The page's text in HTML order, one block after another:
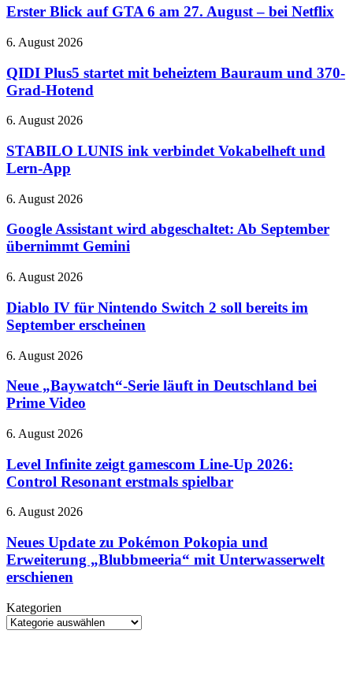
der
QuakeCon
verbessertes
auf
GTA
6
am
27.
August
–
Netflix
Erster Blick auf GTA 6 am 27. August – bei Netflix
QIDI
startet
mit
beheiztem
und
Grad-
Hotend
6. August 2026
QIDI Plus5 startet mit beheiztem Bauraum und 370-
Grad-Hotend
STABILO
ink
verbindet
Vokabelheft
Lern-
6. August 2026
STABILO LUNIS ink verbindet Vokabelheft und
Lern-App
Google
wird
abgeschaltet:
Ab
übernimmt
6. August 2026
Google Assistant wird abgeschaltet: Ab September
übernimmt Gemini
Diablo
für
Nintendo
Switch
soll
im
September
6. August 2026
Diablo IV für Nintendo Switch 2 soll bereits im
September erscheinen
Neue
Serie
läuft
in
bei
Video
6. August 2026
Neue „Baywatch“-Serie läuft in Deutschland bei
Prime Video
Level
zeigt
gamescom
Line-
2026:
Resonant
erstmals
spielbar
6. August 2026
Level Infinite zeigt gamescom Line-Up 2026:
Control Resonant erstmals spielbar
Neues
zu
Pokémon
Pokopia
und
„Blubbmeeria“
mit
6. August 2026
Neues Update zu Pokémon Pokopia und
Erweiterung „Blubbmeeria“ mit Unterwasserwelt
erschienen
Kategorien
Kategorien